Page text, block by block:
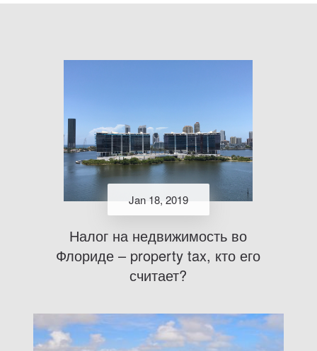
Jan 18, 2019
Налог на недвижимость во
Флориде – property tax, кто его
считает?